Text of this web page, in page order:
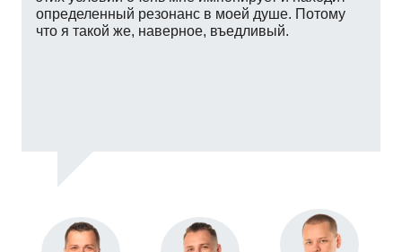
максимально качественно, как если бы мы
делали ее для себя.